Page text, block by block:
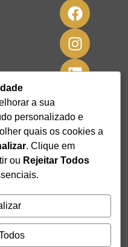
a sua
personalizado e
quais os cookies a
. Clique em
ou Rejeitar Todos